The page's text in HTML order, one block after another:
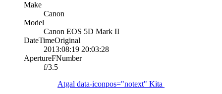
Make
Canon
Model
Canon EOS 5D Mark II
DateTimeOriginal
2013:08:19 20:03:28
ApertureFNumber
f/3.5
Atgal data-iconpos="notext" Kita